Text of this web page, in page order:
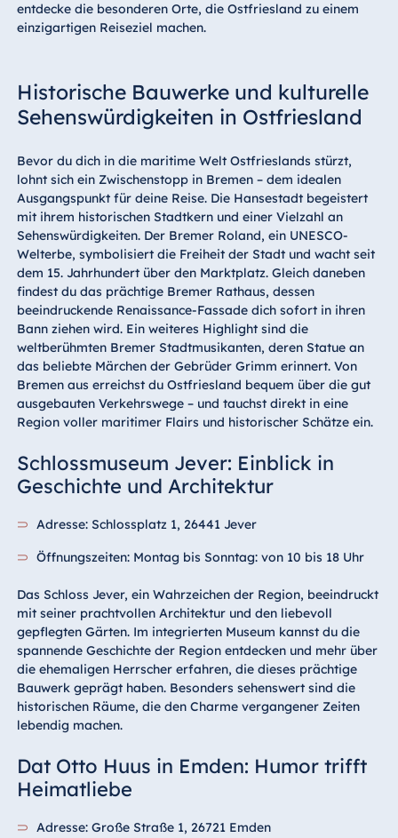
entdecke die besonderen Orte, die Ostfriesland zu einem
einzigartigen Reiseziel machen.
Historische Bauwerke und kulturelle
Sehenswürdigkeiten in Ostfriesland
Bevor du dich in die maritime Welt Ostfrieslands stürzt,
lohnt sich ein Zwischenstopp in Bremen – dem idealen
Ausgangspunkt für deine Reise. Die Hansestadt begeistert
mit ihrem historischen Stadtkern und einer Vielzahl an
Sehenswürdigkeiten. Der Bremer Roland, ein UNESCO-
Welterbe, symbolisiert die Freiheit der Stadt und wacht seit
dem 15. Jahrhundert über den Marktplatz. Gleich daneben
findest du das prächtige Bremer Rathaus, dessen
beeindruckende Renaissance-Fassade dich sofort in ihren
Bann ziehen wird. Ein weiteres Highlight sind die
weltberühmten Bremer Stadtmusikanten, deren Statue an
das beliebte Märchen der Gebrüder Grimm erinnert. Von
Bremen aus erreichst du Ostfriesland bequem über die gut
ausgebauten Verkehrswege – und tauchst direkt in eine
Region voller maritimer Flairs und historischer Schätze ein.
Schlossmuseum Jever: Einblick in
Geschichte und Architektur
Adresse: Schlossplatz 1, 26441 Jever
Öffnungszeiten: Montag bis Sonntag: von 10 bis 18 Uhr
Das Schloss Jever, ein Wahrzeichen der Region, beeindruckt
mit seiner prachtvollen Architektur und den liebevoll
gepflegten Gärten. Im integrierten Museum kannst du die
spannende Geschichte der Region entdecken und mehr über
die ehemaligen Herrscher erfahren, die dieses prächtige
Bauwerk geprägt haben. Besonders sehenswert sind die
historischen Räume, die den Charme vergangener Zeiten
lebendig machen.
Dat Otto Huus in Emden: Humor trifft
Heimatliebe
Adresse: Große Straße 1, 26721 Emden